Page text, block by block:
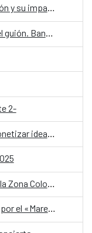
Retos y desafíos de la IA en la educación y su impacto en la sociedad futura
Palabras en movimiento: Cine desde el guión. Bantú mama
2-
Memoria Local: literatura y música en la Zona Colonial
Abigail Mejía y su expedición del saber por el «Mare Atlanticum»